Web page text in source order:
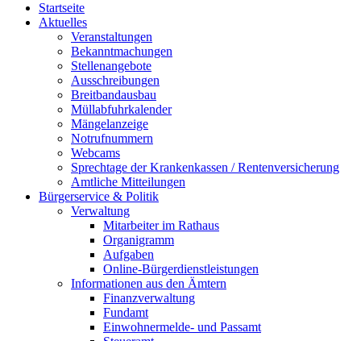
Startseite
Aktuelles
Veranstaltungen
Bekanntmachungen
Stellenangebote
Ausschreibungen
Breitbandausbau
Müllabfuhrkalender
Mängelanzeige
Notrufnummern
Webcams
Sprechtage der Krankenkassen / Rentenversicherung
Amtliche Mitteilungen
Bürgerservice & Politik
Verwaltung
Mitarbeiter im Rathaus
Organigramm
Aufgaben
Online-Bürgerdienstleistungen
Informationen aus den Ämtern
Finanzverwaltung
Fundamt
Einwohnermelde- und Passamt